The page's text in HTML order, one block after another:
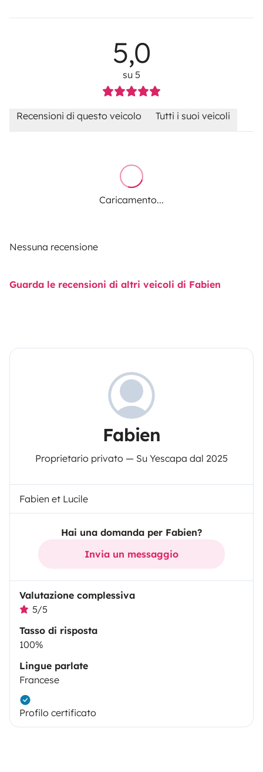
5,0
su 5
Recensioni di questo veicolo Tutti i suoi veicoli
Caricamento...
Nessuna recensione
Guarda le recensioni di altri veicoli di Fabien
Fabien
Proprietario privato — Su Yescapa dal 2025
Fabien et Lucile
Hai una domanda per Fabien?
Invia un messaggio
Valutazione complessiva
5/5
Tasso di risposta
100%
Lingue parlate
Francese
Profilo certificato